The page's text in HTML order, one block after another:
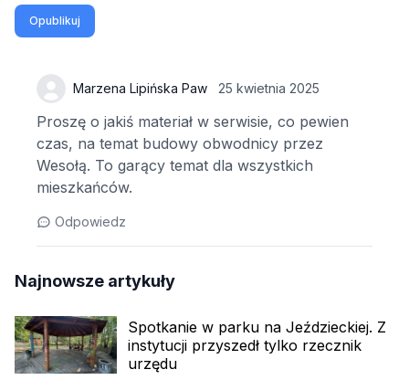
Opublikuj
Marzena Lipińska Paw 25 kwietnia 2025
Proszę o jakiś materiał w serwisie, co pewien
czas, na temat budowy obwodnicy przez
Wesołą. To garący temat dla wszystkich
mieszkańców.
Odpowiedz
Najnowsze artykuły
Spotkanie w parku na Jeździeckiej. Z
instytucji przyszedł tylko rzecznik
urzędu